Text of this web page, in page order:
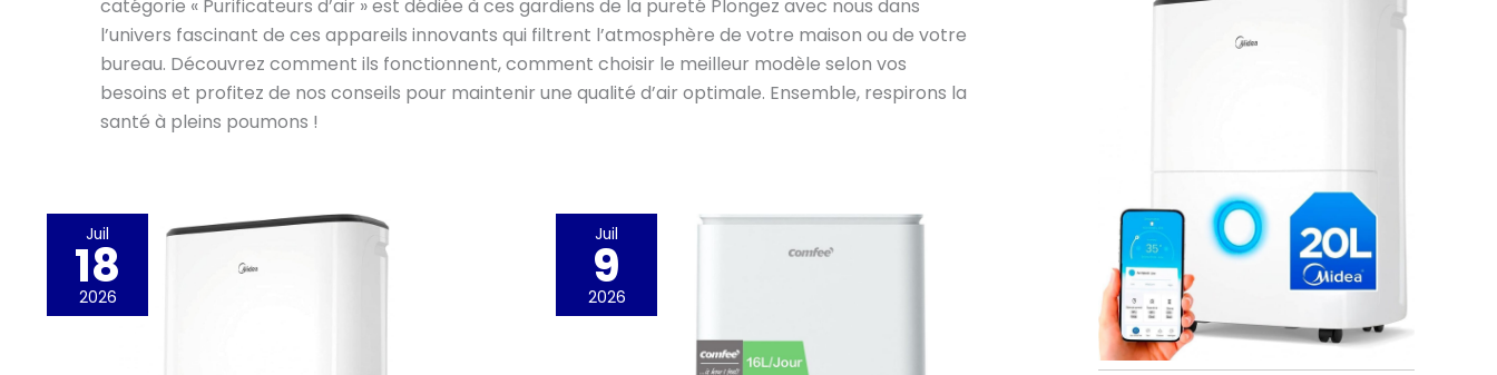
catégorie « Purificateurs d’air » est dédiée à ces gardiens de la pureté Plongez avec nous dans
l’univers fascinant de ces appareils innovants qui filtrent l’atmosphère de votre maison ou de votre
bureau. Découvrez comment ils fonctionnent, comment choisir le meilleur modèle selon vos
besoins et profitez de nos conseils pour maintenir une qualité d’air optimale. Ensemble, respirons la
santé à pleins poumons !
Juil
18
2026
Juil
9
2026